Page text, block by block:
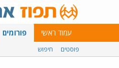
עמוד ראשי פורומים
פוסטים חיפוש